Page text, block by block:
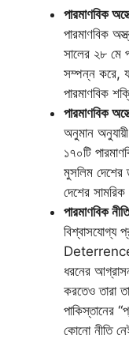
পারমাণবিক
পারমাণবিক
সালের ২৮ মে
সম্পন্ন করে,
পারমাণবিক
পারমাণবিক
অনুমান
১৭০টি
মুসলিম
দেশের সামরিক
পারমাণবিক
Deterrence)
ধরনের
করতেও তারা
পাকিস্তানের
কোনো নীতি